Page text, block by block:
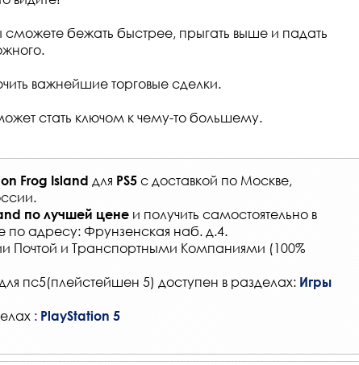
бежать быстрее, прыгать выше и падать
важнейшие торговые сделки.
стать ключом к чему-то большему.
Frog Island для PS5 с доставкой по Москве,
.
по лучшей цене и получить самостоятельно в
по адресу: Фрунзенская наб. д.4.
Почтой и Транспортными Компаниями (100%
пс5(плейстейшен 5) доступен в разделах: Игры
: PlayStation 5